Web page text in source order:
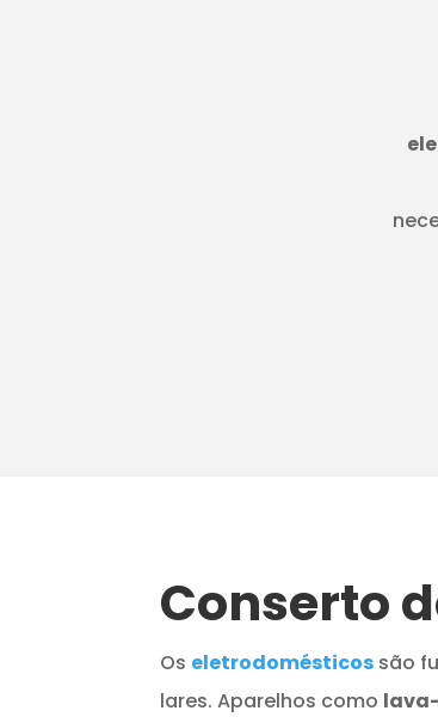
Conserto
Os eletrodomésticos são
lares. Aparelhos como